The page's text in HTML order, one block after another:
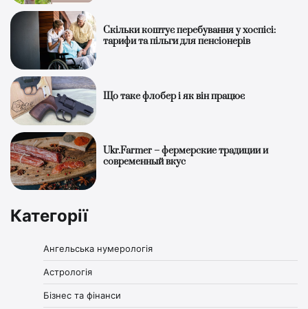
Скільки коштує перебування у хоспісі:
тарифи та пільги для пенсіонерів
Що таке флобер і як він працює
Ukr.Farmer – фермерские традиции и
современный вкус
Категорії
Ангельська нумерологія
Астрологія
Бізнес та фінанси